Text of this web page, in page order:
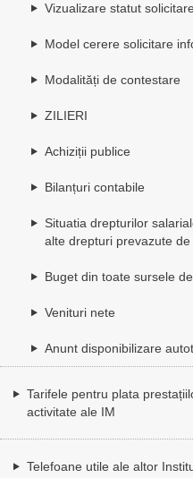
Vizualizare statut solicitare
Model cerere solicitare
Modalități de contestare
ZILIERI
Achiziții publice
Bilanțuri contabile
Situatia drepturilor
alte drepturi prevazute
Buget din toate sursele
Venituri nete
Anunt disponibilizare
Tarifele pentru plata
activitate ale IM
Telefoane utile ale altor